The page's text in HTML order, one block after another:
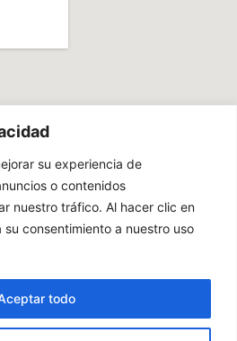
su experiencia de
o contenidos
nuestro tráfico. Al hacer clic en
su consentimiento a nuestro uso
todo
Hostal Paquita | Powered byBizital